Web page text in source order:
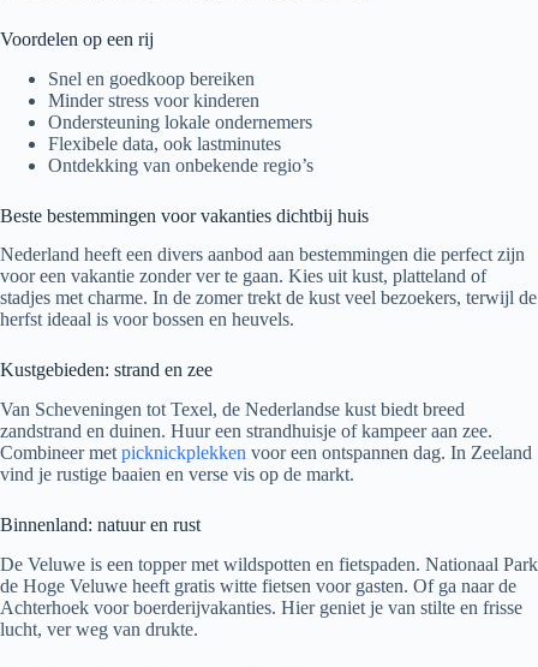
Voordelen op een rij
Snel en goedkoop bereiken
Minder stress voor kinderen
Ondersteuning lokale ondernemers
Flexibele data, ook lastminutes
Ontdekking van onbekende regio’s
Beste bestemmingen voor vakanties dichtbij huis
Nederland heeft een divers aanbod aan bestemmingen die perfect zijn
voor een vakantie zonder ver te gaan. Kies uit kust, platteland of
stadjes met charme. In de zomer trekt de kust veel bezoekers, terwijl de
herfst ideaal is voor bossen en heuvels.
Kustgebieden: strand en zee
Van Scheveningen tot Texel, de Nederlandse kust biedt breed
zandstrand en duinen. Huur een strandhuisje of kampeer aan zee.
Combineer met picknickplekken voor een ontspannen dag. In Zeeland
vind je rustige baaien en verse vis op de markt.
Binnenland: natuur en rust
De Veluwe is een topper met wildspotten en fietspaden. Nationaal Park
de Hoge Veluwe heeft gratis witte fietsen voor gasten. Of ga naar de
Achterhoek voor boerderijvakanties. Hier geniet je van stilte en frisse
lucht, ver weg van drukte.